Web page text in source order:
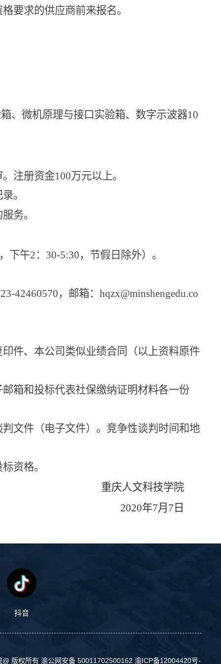
要求的供应商前来报名。
、微机原理与接口实验箱、数字示波器10
注册资金100万元以上。
。
务。
下午2： 30-5:30，节假日除外）。
42460570，邮箱： hqzx@minshengedu.co
件、本公司类似业绩合同（以上资料原件
箱和投标代表社保缴纳证明材料各一份
文件（电子文件）。竞争性谈判时间和地
资格。
重庆人文科技学院
2020年7月 7 日
抖音
@ 版权所有 渝公网安备 50011702500162 渝ICP备12004420号-